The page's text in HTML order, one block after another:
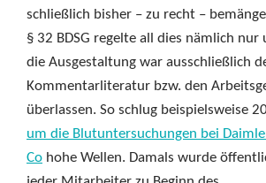
schließlich bisher – zu recht –
§ 32 BDSG regelte all dies nämlich nur
die Ausgestaltung war ausschließlich
Kommentarliteratur bzw. den
überlassen. So schlug beispielsweise
um die Blutuntersuchungen bei
Co hohe Wellen. Damals wurde